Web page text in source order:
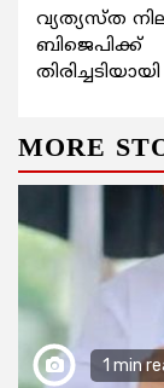
Reading
വ്യത്യസ്ത
ബിജെപിക്ക്
തിരിച്ചടിയായി
MORE
1 min